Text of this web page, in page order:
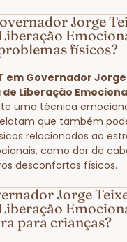
Jorge
físicos?
em Governador
de Liberação
uma técnica
que também
relacionados ao
como dor de
desconfortos físicos.
Jorge
para crianças?